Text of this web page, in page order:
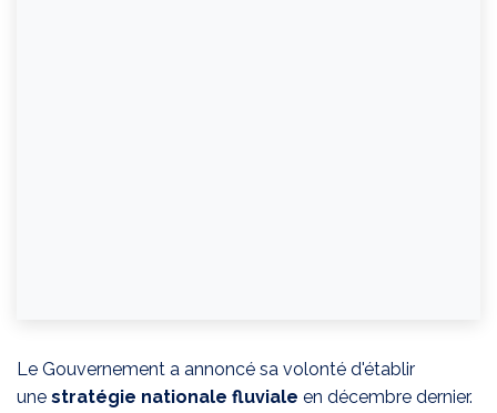
Le Gouvernement a annoncé sa volonté d'établir
une stratégie nationale fluviale en décembre dernier.